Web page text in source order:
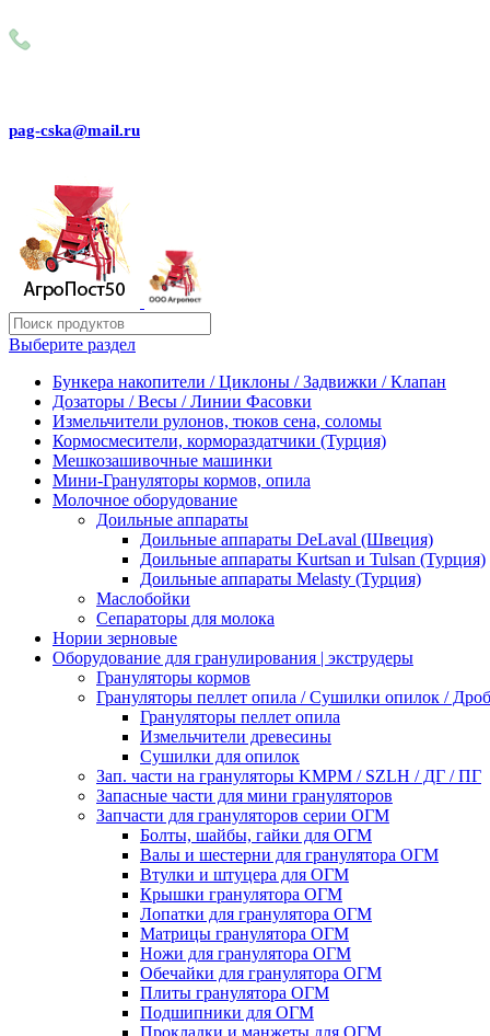
pag-cska@mail.ru
Выберите раздел
Бункера накопители / Циклоны / Задвижки / Клапан
Дозаторы / Весы / Линии Фасовки
Измельчители рулонов, тюков сена, соломы
Кормосмесители, кормораздатчики (Турция)
Мешкозашивочные машинки
Мини-Грануляторы кормов, опила
Молочное оборудование
Доильные аппараты
Доильные аппараты DeLaval (Швеция)
Доильные аппараты Kurtsan и Tulsan (Турция)
Доильные аппараты Melasty (Турция)
Маслобойки
Сепараторы для молока
Нории зерновые
Оборудование для гранулирования | экструдеры
Грануляторы кормов
Грануляторы пеллет опила / Сушилки опилок /
Грануляторы пеллет опила
Измельчители древесины
Сушилки для опилок
Зап. части на грануляторы KMPM / SZLH / ДГ / ПГ
Запасные части для мини грануляторов
Запчасти для грануляторов серии ОГМ
Болты, шайбы, гайки для ОГМ
Валы и шестерни для гранулятора ОГМ
Втулки и штуцера для ОГМ
Крышки гранулятора ОГМ
Лопатки для гранулятора ОГМ
Матрицы гранулятора ОГМ
Ножи для гранулятора ОГМ
Обечайки для гранулятора ОГМ
Плиты гранулятора ОГМ
Подшипники для ОГМ
Прокладки и манжеты для ОГМ